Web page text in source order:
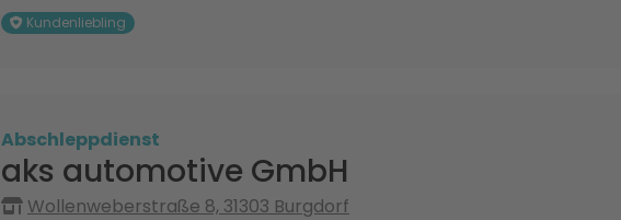
Kundenliebling
Abschleppdienst
aks automotive GmbH
Wollenweberstraße 8, 31303 Burgdorf